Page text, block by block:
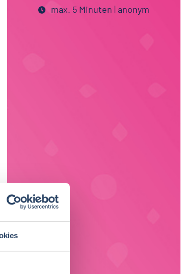
max. 5 Minuten | anonym